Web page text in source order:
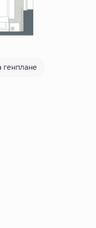
генплане